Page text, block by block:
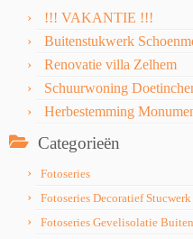
!!! VAKANTIE !!!
Buitenstukwerk
Renovatie villa Zelhem
Schuurwoning
Herbestemming
Categorieën
Fotoseries
Fotoseries Decoratief Stucwerk
Fotoseries Gevelisolatie